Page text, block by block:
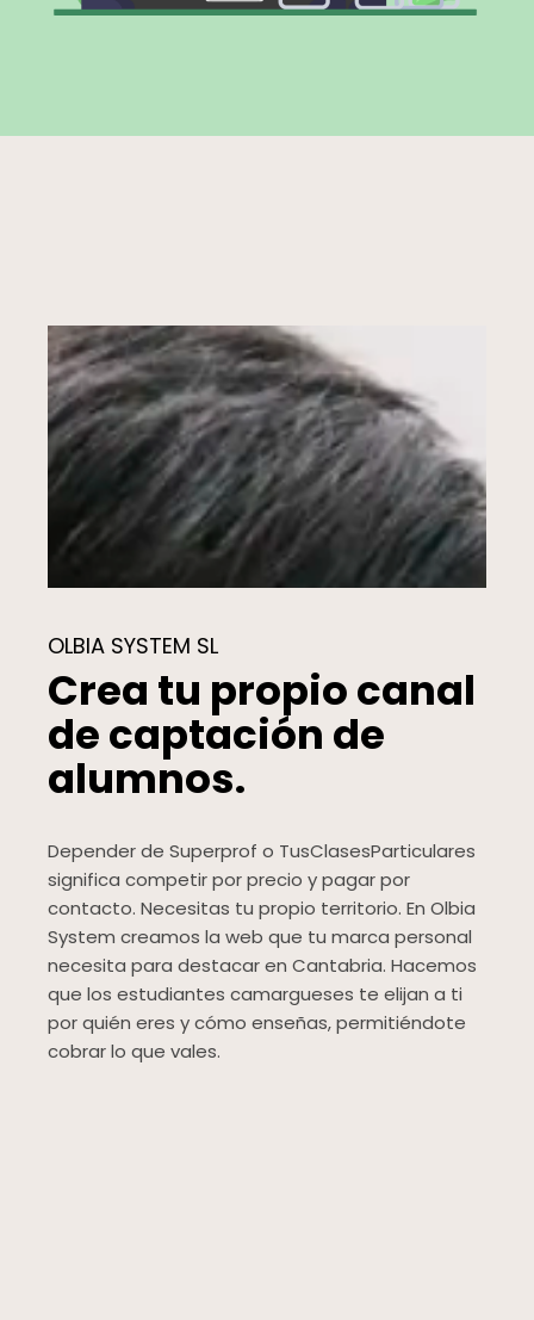
OLBIA SYSTEM SL
Crea tu propio canal
de captación de
alumnos.
Depender de Superprof o TusClasesParticulares
significa competir por precio y pagar por
contacto. Necesitas tu propio territorio. En Olbia
System creamos la web que tu marca personal
necesita para destacar en Cantabria. Hacemos
que los estudiantes camargueses te elijan a ti
por quién eres y cómo enseñas, permitiéndote
cobrar lo que vales.